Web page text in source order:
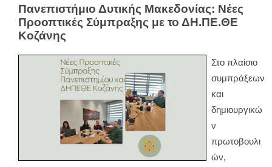
Πανεπιστήμιο Δυτικής Μακεδονίας: Νέες
Προοπτικές Σύμπραξης με το ΔΗ.ΠΕ.ΘΕ
Κοζάνης
Στο πλαίσιο
συμπράξεων
και
δημιουργικώ
ν
πρωτοβουλι
ών,